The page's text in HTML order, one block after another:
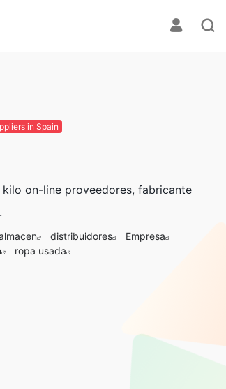
in Spain
on-line proveedores, fabricante
distribuidores
Empresa
ropa usada